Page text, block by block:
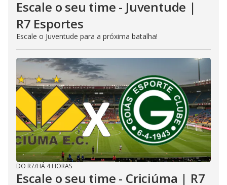
Escale o seu time - Juventude |
R7 Esportes
Escale o Juventude para a próxima batalha!
DO R7/HÁ 4 HORAS
Escale o seu time - Criciúma | R7